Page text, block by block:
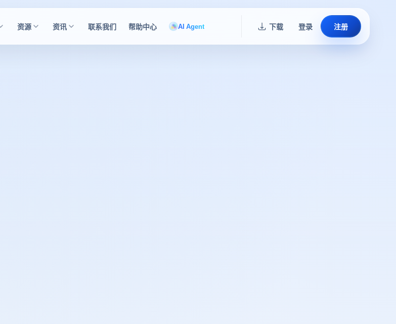
资源 资讯 联系我们 帮助中心 AI Agent 下载 登录 注册